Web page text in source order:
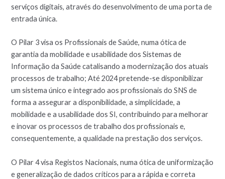
serviços digitais, através do desenvolvimento de uma porta de
entrada única.
O Pilar 3 visa os Profissionais de Saúde, numa ótica de
garantia da mobilidade e usabilidade dos Sistemas de
Informação da Saúde catalisando a modernização dos atuais
processos de trabalho; Até 2024 pretende-se disponibilizar
um sistema único e integrado aos profissionais do SNS de
forma a assegurar a disponibilidade, a simplicidade, a
mobilidade e a usabilidade dos SI, contribuindo para melhorar
e inovar os processos de trabalho dos profissionais e,
consequentemente, a qualidade na prestação dos serviços.
O Pilar 4 visa Registos Nacionais, numa ótica de uniformização
e generalização de dados críticos para a rápida e correta